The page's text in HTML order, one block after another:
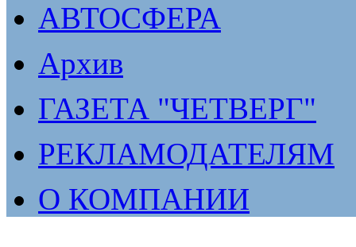
АВТОСФЕРА
Архив
ГАЗЕТА "ЧЕТВЕРГ"
РЕКЛАМОДАТЕЛЯМ
О КОМПАНИИ